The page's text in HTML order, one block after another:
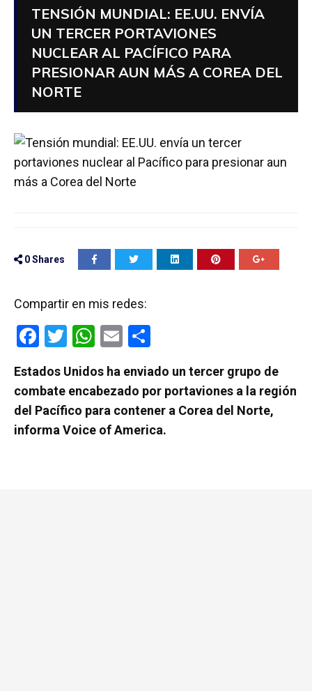
TENSIÓN MUNDIAL: EE.UU. ENVÍA
UN TERCER PORTAVIONES
NUCLEAR AL PACÍFICO PARA
PRESIONAR AUN MÁS A COREA DEL
NORTE
0Shares
Compartir en mis redes:
F
ce
b
o
T
tt
er
W
at
s
A
E
ail m
p
ar
Estados Unidos ha enviado un tercer grupo de
combate encabezado por portaviones a la región
del Pacífico para contener a Corea del Norte,
informa Voice of America.